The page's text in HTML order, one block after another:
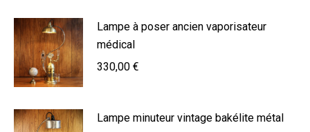
Lampe à poser ancien vaporisateur
médical
330,00 €
Lampe minuteur vintage bakélite métal